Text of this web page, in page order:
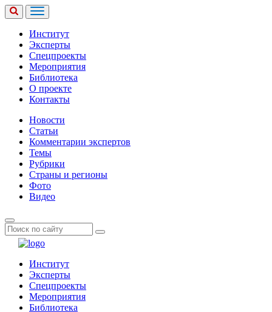
Институт
Эксперты
Спецпроекты
Мероприятия
Библиотека
О проекте
Контакты
Новости
Статьи
Комментарии экспертов
Темы
Рубрики
Страны и регионы
Фото
Видео
Институт
Эксперты
Спецпроекты
Мероприятия
Библиотека